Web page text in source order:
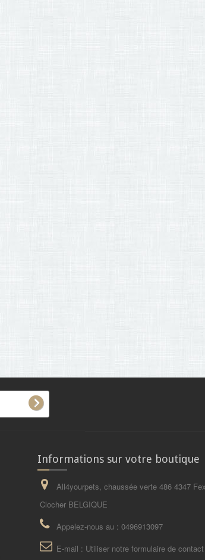
Informations sur votre boutique
All4yourpets, chaussée verte 486 4347
Clocher BELGIQUE
Appelez-nous au : 0496913097
E-mail : Utiliser notre formulaire de